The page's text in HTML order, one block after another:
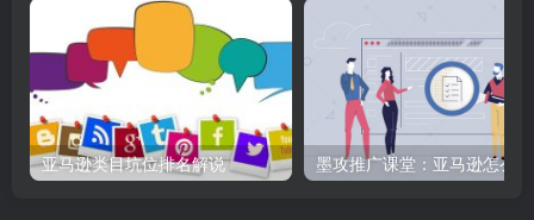
亚马逊类目坑位排名解说